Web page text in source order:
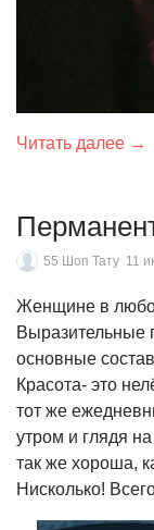
Читать далее →
55 Шоп Тату 11
Женщине в
Выразительные
основные
Красота- это
тот же
утром и глядя
так же хороша,
Нисколько!